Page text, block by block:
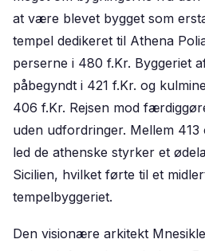
at være blevet bygget som
tempel dedikeret til Athena
perserne i 480 f.Kr. Byggeriet
påbegyndt i 421 f.Kr. og
406 f.Kr. Rejsen mod
uden udfordringer. Mellem
led de athenske styrker et
Sicilien, hvilket førte til et
tempelbyggeriet.
Den visionære arkitekt